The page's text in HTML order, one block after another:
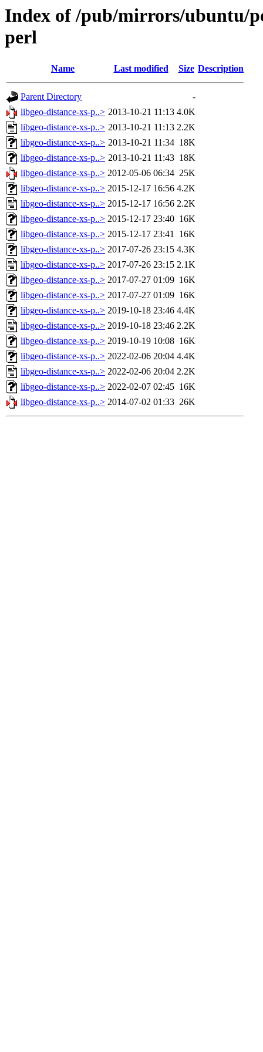
Index of /pub/mirrors/ubuntu/
perl
Name Last modified Size Description
Parent Directory
-
libgeo-distance-xs-p..> 2013-10-21 11:13 4.0K
libgeo-distance-xs-p..> 2013-10-21 11:13 2.2K
libgeo-distance-xs-p..> 2013-10-21 11:34 18K
libgeo-distance-xs-p..> 2013-10-21 11:43 18K
libgeo-distance-xs-p..> 2012-05-06 06:34 25K
libgeo-distance-xs-p..> 2015-12-17 16:56 4.2K
libgeo-distance-xs-p..> 2015-12-17 16:56 2.2K
libgeo-distance-xs-p..> 2015-12-17 23:40 16K
libgeo-distance-xs-p..> 2015-12-17 23:41 16K
libgeo-distance-xs-p..> 2017-07-26 23:15 4.3K
libgeo-distance-xs-p..> 2017-07-26 23:15 2.1K
libgeo-distance-xs-p..> 2017-07-27 01:09 16K
libgeo-distance-xs-p..> 2017-07-27 01:09 16K
libgeo-distance-xs-p..> 2019-10-18 23:46 4.4K
libgeo-distance-xs-p..> 2019-10-18 23:46 2.2K
libgeo-distance-xs-p..> 2019-10-19 10:08 16K
libgeo-distance-xs-p..> 2022-02-06 20:04 4.4K
libgeo-distance-xs-p..> 2022-02-06 20:04 2.2K
libgeo-distance-xs-p..> 2022-02-07 02:45 16K
libgeo-distance-xs-p..> 2014-07-02 01:33 26K